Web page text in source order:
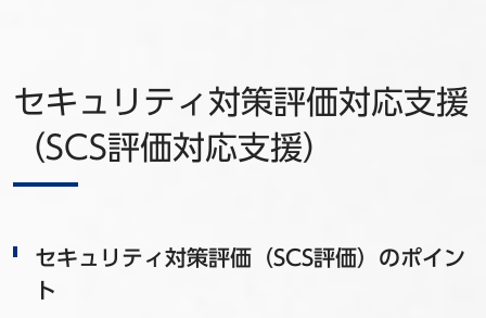
セキュリティ対策評価対応支援
（SCS評価対応支援）
セキュリティ対策評価（SCS評価）のポイン
ト